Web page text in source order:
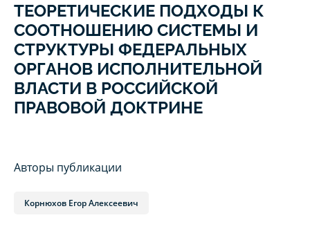
ТЕОРЕТИЧЕСКИЕ ПОДХОДЫ К
СООТНОШЕНИЮ СИСТЕМЫ И
СТРУКТУРЫ ФЕДЕРАЛЬНЫХ
ОРГАНОВ ИСПОЛНИТЕЛЬНОЙ
ВЛАСТИ В РОССИЙСКОЙ
ПРАВОВОЙ ДОКТРИНЕ
Авторы публикации
Корнюхов Егор Алексеевич